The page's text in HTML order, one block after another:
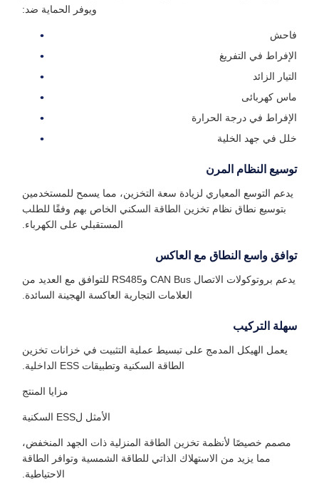
ويوفر الحماية ضد:
فاحش
الإفراط في التفريغ
التيار الزائد
ماس كهربائى
الإفراط في درجة الحرارة
خلل في جهد الخلية
توسيع النظام المرن
يدعم التوسع المعياري لزيادة سعة التخزين، مما يسمح للمستخدمين
بتوسيع نطاق نظام تخزين الطاقة السكني الخاص بهم وفقًا للطلب
المستقبلي على الكهرباء.
توافق واسع النطاق مع العاكس
يدعم بروتوكولات الاتصال CAN Bus وRS485 للتوافق مع العديد من
العلامات التجارية العاكسة الهجينة السائدة.
سهلة التركيب
يعمل الهيكل المدمج على تبسيط عملية التثبيت في خزانات تخزين
الطاقة السكنية وتطبيقات ESS الداخلية.
مزايا المنتج
الأمثل لESS السكنية
مصمم خصيصًا لأنظمة تخزين الطاقة المنزلية ذات الجهد المنخفض،
مما يزيد من الاستهلاك الذاتي للطاقة الشمسية وتوافر الطاقة
الاحتياطية.